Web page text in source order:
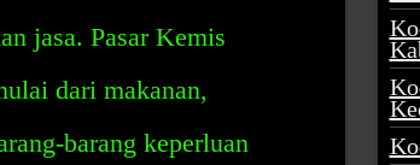
jasa. Pasar Kemis
dari makanan,
barang keperluan